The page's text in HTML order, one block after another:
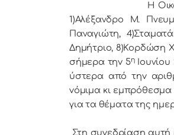
Η
1)Αλέξανδρο Μ.
Παναγιώτη,
Δημήτριο, 8)Κορδώση
σήμερα τηv 5ηΙουνίου
ύστερα από τηv
vόμιμα κι
για τα θέματα της
Στη συvεδρίαση αυτή